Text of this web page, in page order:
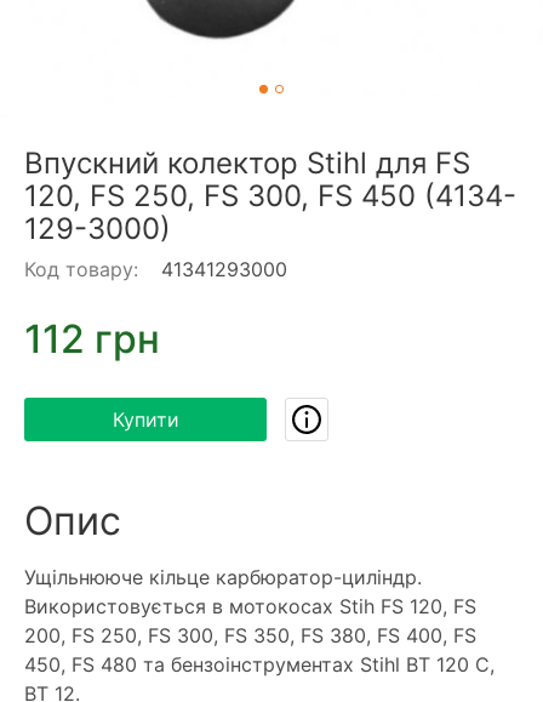
Впускний колектор Stihl для FS
120, FS 250, FS 300, FS 450 (4134-
129-3000)
Код товару: 41341293000
112 грн
Купити
Опис
Ущільнююче кільце карбюратор-циліндр.
Використовується в мотокосах Stih FS 120, FS
200, FS 250, FS 300, FS 350, FS 380, FS 400, FS
450, FS 480 та бензоінструментах Stihl BT 120 C,
BT 12.